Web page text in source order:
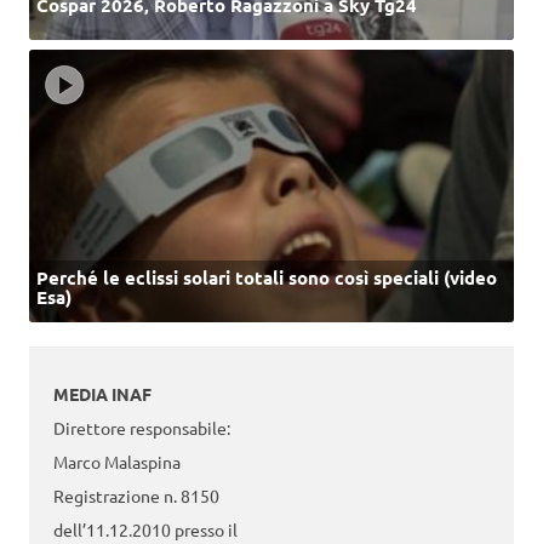
Cospar 2026, Roberto Ragazzoni a Sky Tg24
Perché le eclissi solari totali sono così speciali (video
Esa)
MEDIA INAF
Direttore responsabile:
Marco Malaspina
Registrazione n. 8150
dell’11.12.2010 presso il